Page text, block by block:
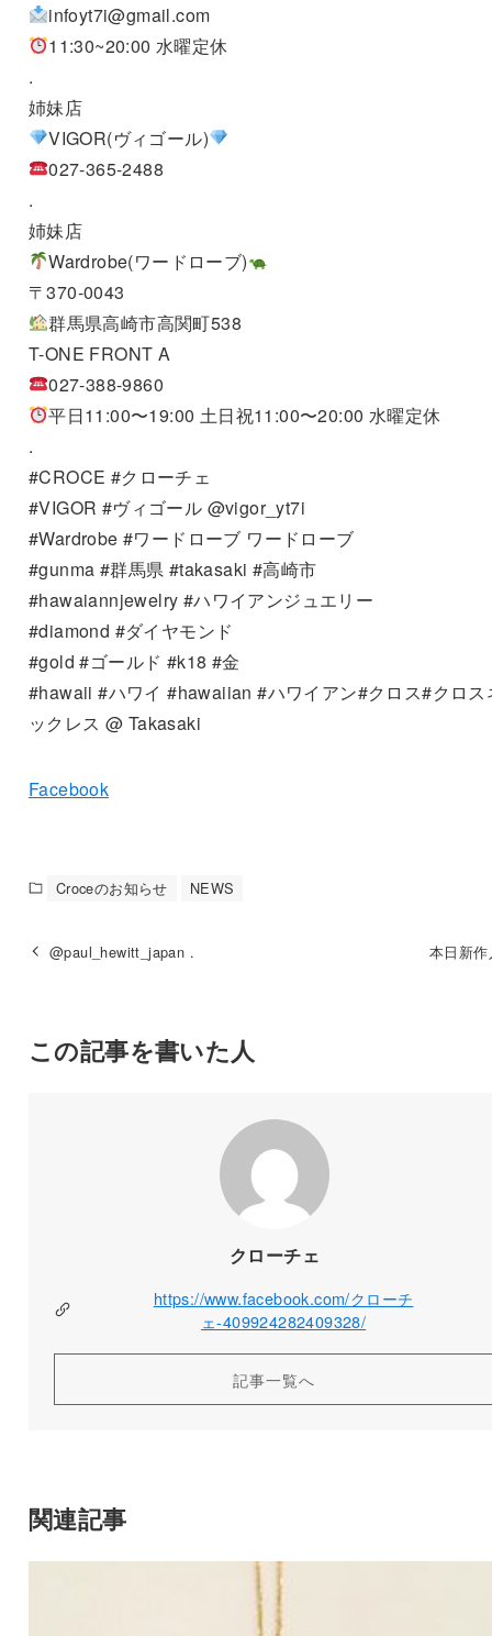
infoyt7i@gmail.com
11:30~20:00 水曜定休
.
姉妹店
VIGOR(ヴィゴール)
027-365-2488
.
姉妹店
Wardrobe(ワードローブ)
〒370-0043
群馬県高崎市高関町538
T-ONE FRONT A
027-388-9860
平日11:00〜19:00 土日祝11:00〜20:00 水曜定休
.
#CROCE #クローチェ
#VIGOR #ヴィゴール @vigor_yt7i
#Wardrobe #ワードローブ ワードローブ
#gunma #群馬県 #takasaki #高崎市
#hawaiannjewelry #ハワイアンジュエリー
#diamond #ダイヤモンド
#gold #ゴールド #k18 #金
#hawaii #ハワイ #hawaiian #ハワイアン#クロス#クロス
ックレス @ Takasaki
Facebook
Croceのお知らせ NEWS
@paul_hewitt_japan . 本日新
この記事を書いた人
クローチェ
https://www.facebook.com/クローチ
ェ-409924282409328/
記事一覧へ
関連記事